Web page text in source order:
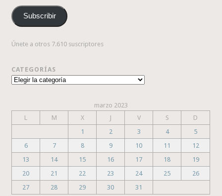
correo
electrónico
Subscribir
Únete a otros 7.610 suscriptores
CATEGORÍAS
Categorías
marzo 2023
L
M X J V S
D
1
2 3 4
5
6
7 8 9 10 11
12
13
14 15 16 17 18
19
20
21 22 23 24 25
26
27
28 29 30 31